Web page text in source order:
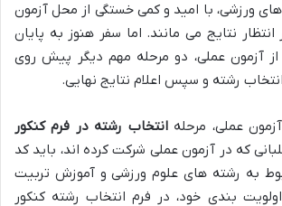
ورزشی، با امید و کمی خستگی از محل آزمون
نتایج می مانند. اما سفر هنوز به پایان
آزمون عملی، دو مرحله مهم دیگر پیش روی
انتخاب رشته و سپس اعلام نتایج نهایی.
عملی، مرحلهانتخاب رشته در فرم کنکور
که در آزمون عملی شرکت کرده اند، باید کد
به رشته های علوم ورزشی و آموزش تربیت
بندی خود، در فرم انتخاب رشته کنکور